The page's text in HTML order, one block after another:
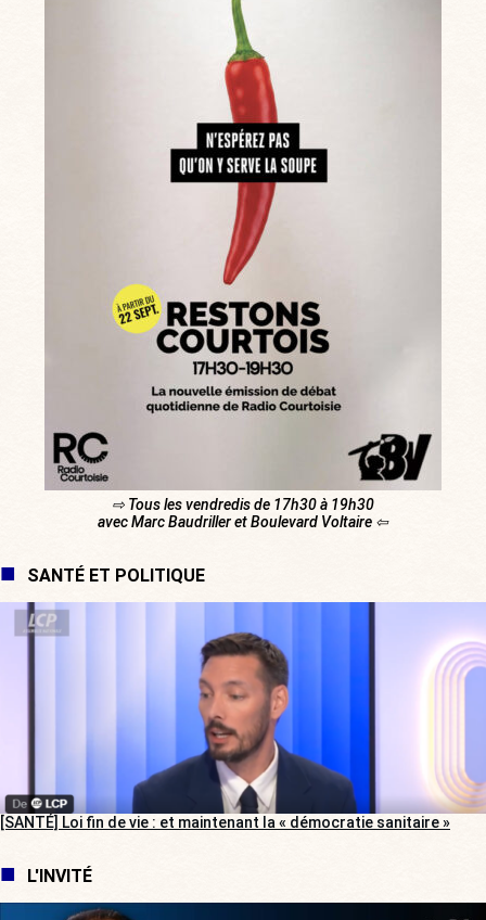
⇨ Tous les vendredis de 17h30 à 19h30
avec Marc Baudriller et Boulevard Voltaire ⇦
SANTÉ ET POLITIQUE
[SANTÉ] Loi fin de vie : et maintenant la « démocratie sanitaire »
L'INVITÉ